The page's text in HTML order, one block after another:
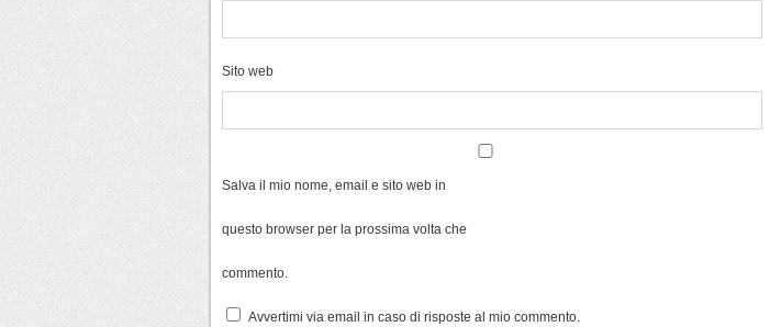
Sito web
Salva il mio nome, email e sito web in
questo browser per la prossima volta che
commento.
Avvertimi via email in caso di risposte al mio commento.